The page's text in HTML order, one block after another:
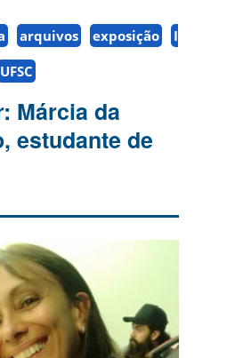
arquivos exposição
I
UFSC
Márcia da
estudante de